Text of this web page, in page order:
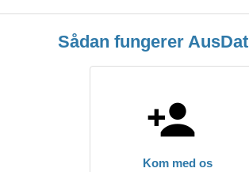
Sådan fungerer
Kom med os